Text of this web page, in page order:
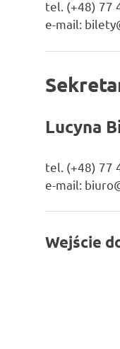
zaprasza
widzów
pokazy
teatr.
tel. (+48) 77
e-mail:
Lucyna
tel. (+48) 77
e-mail:
Wejście